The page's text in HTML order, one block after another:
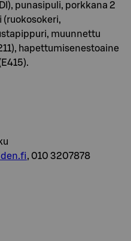
punasipuli, porkkana 2
(ruokosokeri,
muunnettu
hapettumisenestoaine
, 010 3207878